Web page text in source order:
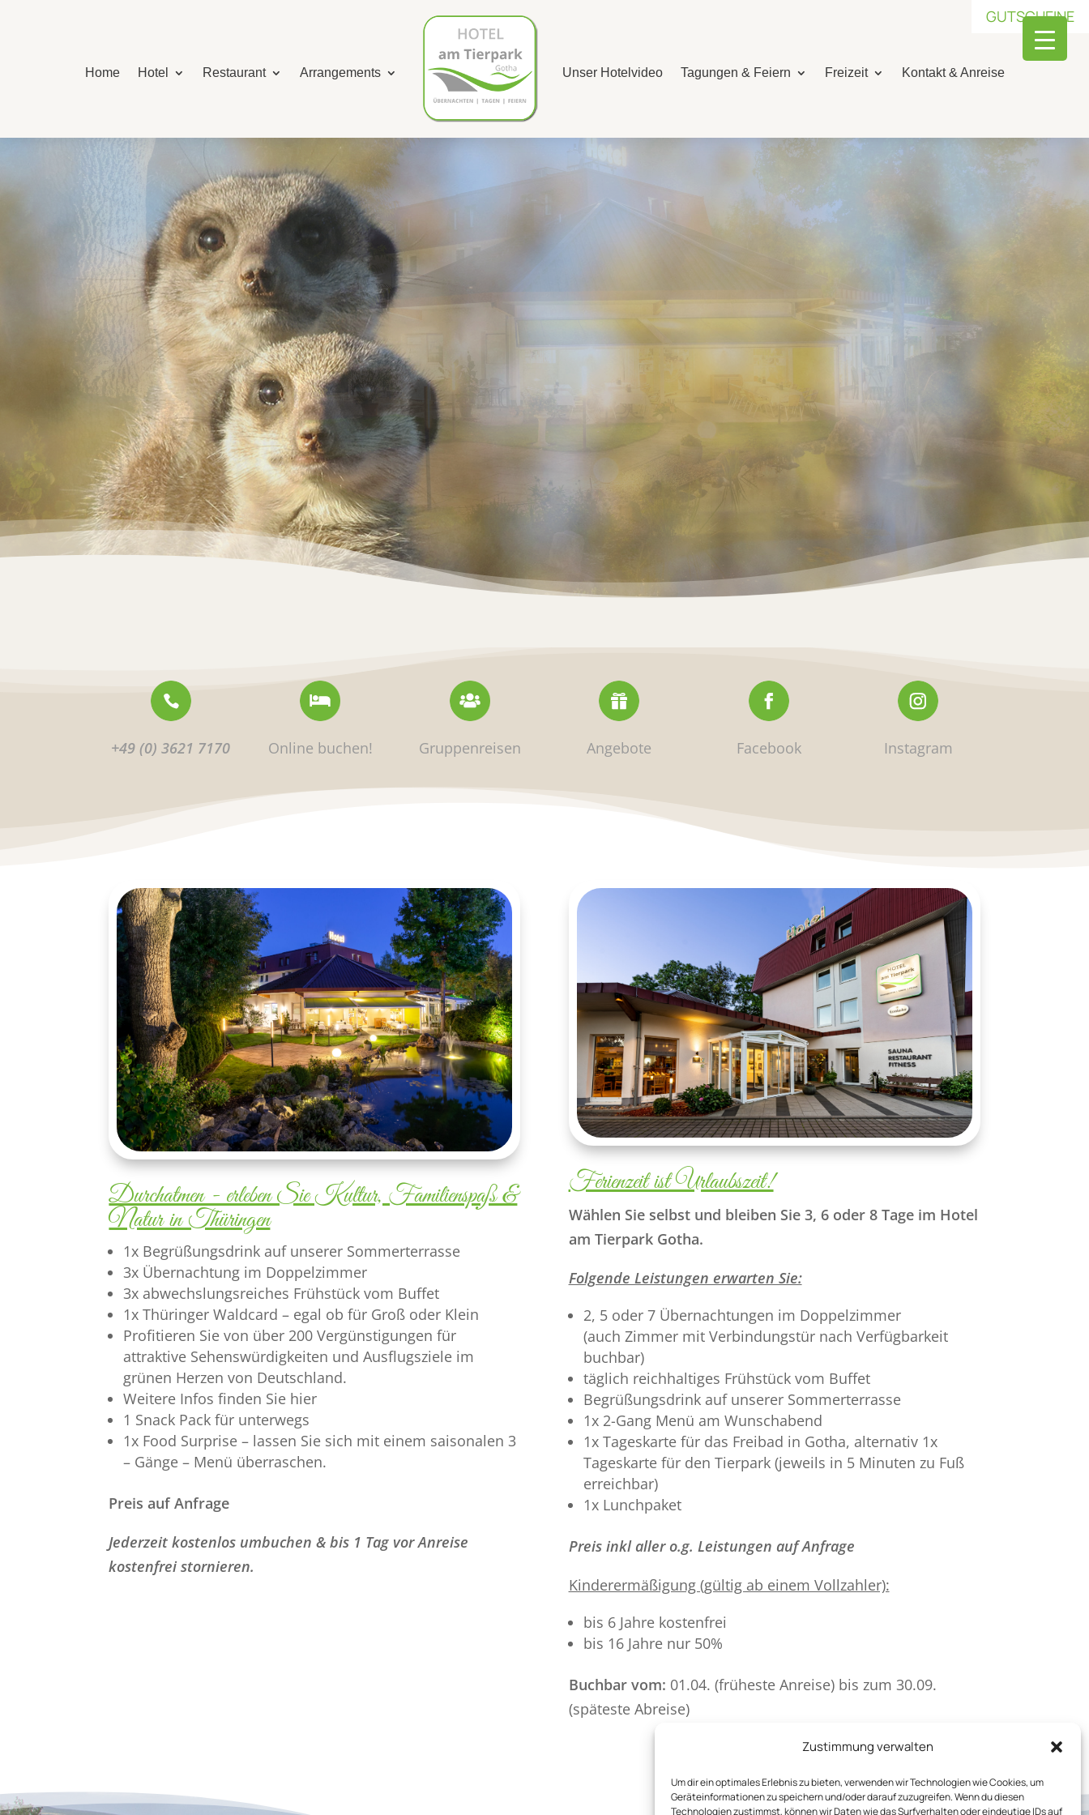
Zustimmung verwalten
Um dir ein optimales Erlebnis zu bieten, verwenden wir Technologien wie Cookies, um
Geräteinformationen zu speichern und/oder darauf zuzugreifen. Wenn du diesen
Technologien zustimmst, können wir Daten wie das Surfverhalten oder eindeutige IDs auf
Home Hotel Restaurant Arrangements Unser Hotelvideo Tagungen & Feiern Freizeit Kontakt & Anreise
GUTSCHEINE
+49 (0) 3621 7170 Online buchen! Gruppenreisen Angebote Facebook Instagram
Durchatmen - erleben Sie Kultur, Familienspaß &
Natur in Thüringen
1x Begrüßungsdrink auf unserer Sommerterrasse
3x Übernachtung im Doppelzimmer
3x abwechslungsreiches Frühstück vom Buffet
1x Thüringer Waldcard – egal ob für Groß oder Klein
Profitieren Sie von über 200 Vergünstigungen für
attraktive Sehenswürdigkeiten und Ausflugsziele im
grünen Herzen von Deutschland.
Weitere Infos finden Sie hier
1 Snack Pack für unterwegs
1x Food Surprise – lassen Sie sich mit einem saisonalen 3
– Gänge – Menü überraschen.
Preis auf Anfrage
Jederzeit kostenlos umbuchen & bis 1 Tag vor Anreise
kostenfrei stornieren.
Ferienzeit ist Urlaubszeit!
Wählen Sie selbst und bleiben Sie 3, 6 oder 8 Tage im Hotel
am Tierpark Gotha.
Folgende Leistungen erwarten Sie:
2, 5 oder 7 Übernachtungen im Doppelzimmer
(auch Zimmer mit Verbindungstür nach Verfügbarkeit
buchbar)
täglich reichhaltiges Frühstück vom Buffet
Begrüßungsdrink auf unserer Sommerterrasse
1x 2-Gang Menü am Wunschabend
1x Tageskarte für das Freibad in Gotha, alternativ 1x
Tageskarte für den Tierpark (jeweils in 5 Minuten zu Fuß
erreichbar)
1x Lunchpaket
Preis inkl aller o.g. Leistungen auf Anfrage
Kinderermäßigung (gültig ab einem Vollzahler):
bis 6 Jahre kostenfrei
bis 16 Jahre nur 50%
Buchbar vom: 01.04. (früheste Anreise) bis zum 30.09.
(späteste Abreise)